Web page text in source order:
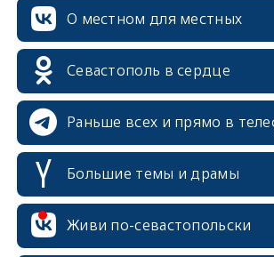
О местном для местных
Севастополь в сердце
Раньше всех и прямо в
Большие темы и драмы
Живи по-севастопольски